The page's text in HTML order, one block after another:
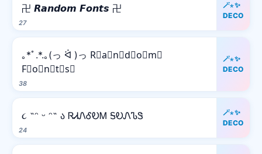
27
卍 𝙍𝙖𝙣𝙙𝙤𝙢 𝙁𝙤𝙣𝙩𝙨 卍
🪄⋆✨
DECO
38
｡*ﾟ.*.｡(っ ᐛ )っ R⃒a⃒n⃒d⃒o⃒m⃒
F⃒o⃒n⃒t⃒s⃒
🪄⋆✨
DECO
24
૮ ˶ᵔ ᵕ ᵔ˶ ა ᏒᏗᏁᎴᎧᎷ ᎦᎧᏁᏖᏕ
🪄⋆✨
DECO